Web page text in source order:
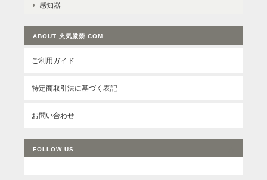
感知器
ABOUT 火気厳禁.COM
ご利用ガイド
特定商取引法に基づく表記
お問い合わせ
FOLLOW US